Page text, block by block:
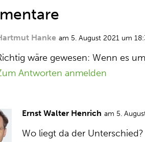
Hanke am 5. August 2021 um
wäre gewesen: Wenn es
Antworten anmelden
Ernst Walter Henrich am 5.
Wo liegt da der Unterschied?